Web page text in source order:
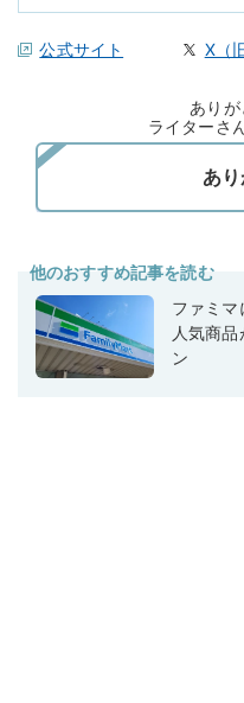
公式サイト X（
ありが
ライターさ
他のおすすめ記事を読む
ファミマ
人気商
ン